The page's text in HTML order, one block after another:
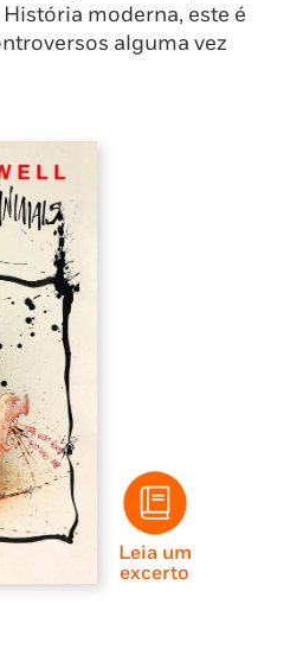
moderna, este é
alguma vez
Leia um
excerto